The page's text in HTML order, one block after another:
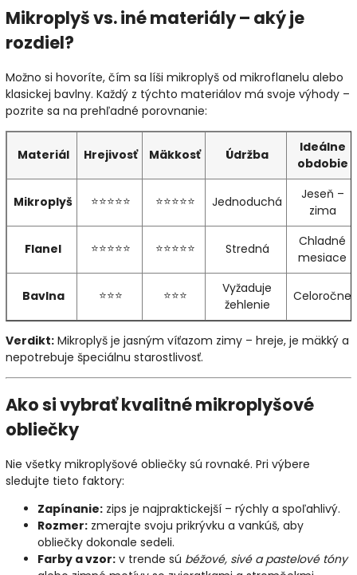
Mikroplyš vs. iné materiály – aký je
rozdiel?
Možno si hovoríte, čím sa líši mikroplyš od mikroflanelu alebo
klasickej bavlny. Každý z týchto materiálov má svoje výhody –
pozrite sa na prehľadné porovnanie:
Materiál Hrejivosť Mäkkosť Údržba
Ideálne
obdobie
Mikroplyš ⭐⭐⭐⭐⭐ ⭐⭐⭐⭐⭐ Jednoduchá
Jeseň –
zima
Flanel ⭐⭐⭐⭐⭐ ⭐⭐⭐⭐⭐ Stredná
Chladné
mesiace
Bavlna ⭐⭐⭐ ⭐⭐⭐
Vyžaduje
žehlenie
Celoročne
Verdikt: Mikroplyš je jasným víťazom zimy – hreje, je mäkký a
nepotrebuje špeciálnu starostlivosť.
Ako si vybrať kvalitné mikroplyšové
obliečky
Nie všetky mikroplyšové obliečky sú rovnaké. Pri výbere
sledujte tieto faktory:
Zapínanie: zips je najpraktickejší – rýchly a spoľahlivý.
Rozmer: zmerajte svoju prikrývku a vankúš, aby
obliečky dokonale sedeli.
Farby a vzor: v trende sú béžové, sivé a pastelové tóny